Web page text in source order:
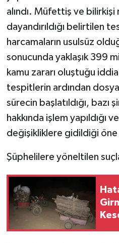
alındı. Müfettiş ve bilirkişi
dayandırıldığı belirtilen
harcamaların usulsüz
sonucunda yaklaşık 399
kamu zararı oluştuğu
tespitlerin ardından
sürecin başlatıldığı, bazı
hakkında işlem yapıldığı
değişikliklere gidildiği öne
Şüphelilere yöneltilen